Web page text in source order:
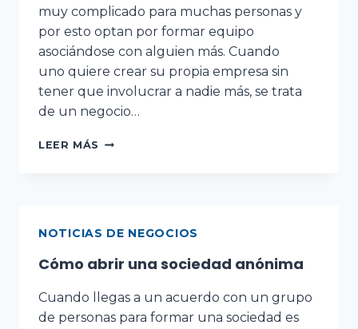
muy complicado para muchas personas y
por esto optan por formar equipo
asociándose con alguien más. Cuando
uno quiere crear su propia empresa sin
tener que involucrar a nadie más, se trata
de un negocio…
LEER MÁS
NOTICIAS DE NEGOCIOS
Cómo abrir una sociedad anónima
Cuando llegas a un acuerdo con un grupo
de personas para formar una sociedad es